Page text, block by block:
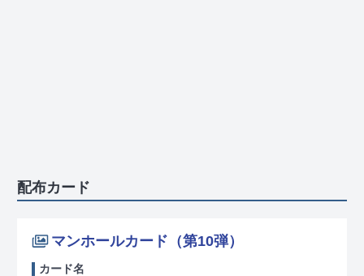
配布カード
マンホールカード（第10弾）
カード名